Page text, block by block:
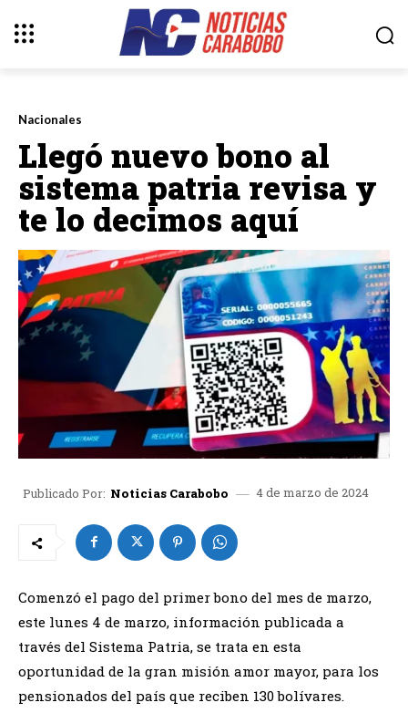
Nacionales
Llegó nuevo bono al
sistema patria revisa y
te lo decimos aquí
Publicado Por: Noticias Carabobo 4 de marzo de 2024
Comenzó el pago del primer bono del mes de marzo,
este lunes 4 de marzo, información publicada a
través del Sistema Patria, se trata en esta
oportunidad de la gran misión amor mayor, para los
pensionados del país que reciben 130 bolívares.